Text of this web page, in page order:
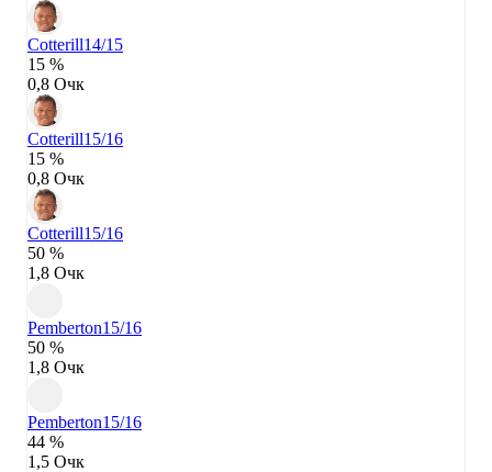
Cotterill14/15
15 %
0,8 Очк
Cotterill15/16
15 %
0,8 Очк
Cotterill15/16
50 %
1,8 Очк
Pemberton15/16
50 %
1,8 Очк
Pemberton15/16
44 %
1,5 Очк